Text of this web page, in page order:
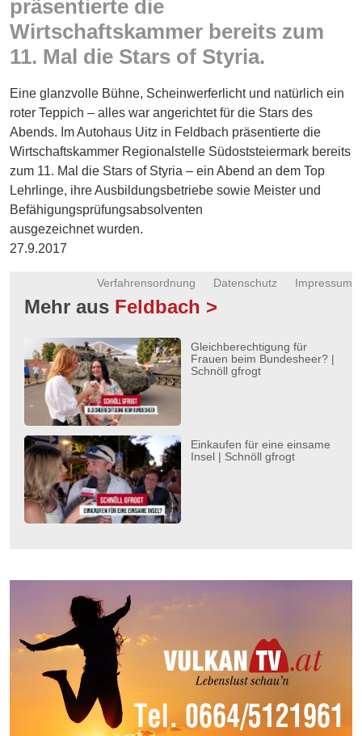
Energie
Schnöll
gfrogt
Zonen
Podcast
präsentierte die
Wirtschaftskammer bereits zum
11. Mal die Stars of Styria.
Eine glanzvolle Bühne, Scheinwerferlicht und natürlich ein
roter Teppich – alles war angerichtet für die Stars des
Abends. Im Autohaus Uitz in Feldbach präsentierte die
Wirtschaftskammer Regionalstelle Südoststeiermark bereits
zum 11. Mal die Stars of Styria – ein Abend an dem Top
Lehrlinge, ihre Ausbildungsbetriebe sowie Meister und
Befähigungsprüfungsabsolventen
ausgezeichnet wurden.
27.9.2017
Impressum
Datenschutz
Verfahrensordnung
Mehr aus Feldbach >
Gleichberechtigung für
Frauen beim Bundesheer? |
Schnöll gfrogt
Einkaufen für eine einsame
Insel | Schnöll gfrogt